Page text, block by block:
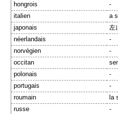
hongrois
-
italien
a
japonais
左
néerlandais
-
norvégien
-
occitan
polonais
-
portugais
-
roumain
la
russe
-